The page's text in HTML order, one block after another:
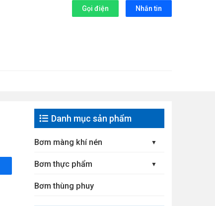
Gọi điện Nhắn tin
Danh mục sản phẩm
Bơm màng khí nén
Bơm thực phẩm
Bơm thùng phuy